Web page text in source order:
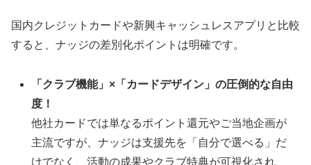
国内クレジットカードや新興キャッシュレスアプリと比較
すると、ナッジの差別化ポイントは明確です。
「クラブ機能」×「カードデザイン」の圧倒的な自由
度！
他社カードでは単なるポイント還元やご当地企画が
主流ですが、ナッジは支援先を「自分で選べる」だ
けでなく、活動の成果やクラブ特典が可視化され、